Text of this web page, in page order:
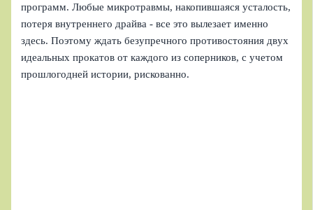
программ. Любые микротравмы, накопившаяся усталость,
потеря внутреннего драйва - все это вылезает именно
здесь. Поэтому ждать безупречного противостояния двух
идеальных прокатов от каждого из соперников, с учетом
прошлогодней истории, рискованно.